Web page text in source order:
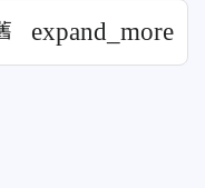
expand_more